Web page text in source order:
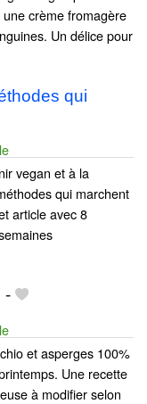
crème fromagère
Un délice pour
qui
vegan et à la
qui marchent
article avec 8
-
et asperges 100%
Une recette
à modifier selon